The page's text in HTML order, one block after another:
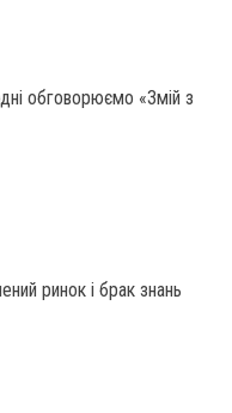
обговорюємо «Змій з
ринок і брак знань